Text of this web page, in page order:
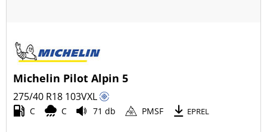
Michelin Pilot Alpin 5
275/40 R18 103VXL
C C 71 db PMSF EPREL